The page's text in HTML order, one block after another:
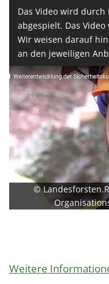
Das Video wird durch
abgespielt. Das
Wir weisen darauf
an den jeweiligen
©
Weitere